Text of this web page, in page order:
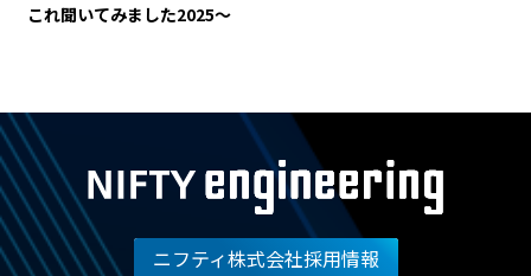
これ聞いてみました2025〜
ニフティ株式会社採用情報